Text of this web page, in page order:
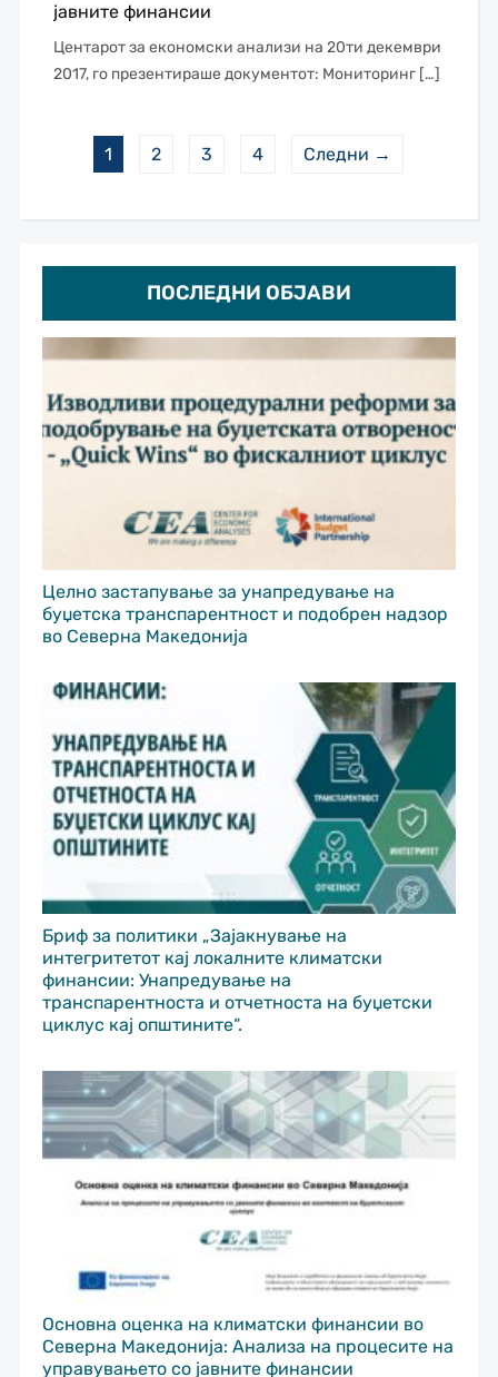
ПОСЛЕДНИ ОБЈАВИ
Целно застапување за унапредување на
буџетска транспарентност и подобрен надзор
во Северна Македонија
Бриф за политики „Зајакнување на
интегритетот кај локалните климатски
финансии: Унапредување на
транспарентноста и отчетноста на буџетски
циклус кај општините“.
Основна оценка на климатски финансии во
Северна Македонија: Анализа на процесите на
управувањето со јавните финансии
јавните финансии
Центарот за економски анализи на 20ти декември
2017, го презентираше документот: Мониторинг […]
1 2 3 4 Следни →